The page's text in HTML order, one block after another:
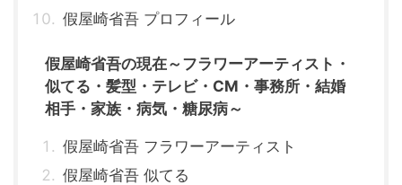
假屋崎省吾 プロフィール
假屋崎省吾の現在～フラワーアーティスト・
似てる・髪型・テレビ・CM・事務所・結婚
相手・家族・病気・糖尿病～
假屋崎省吾 フラワーアーティスト
假屋崎省吾 似てる